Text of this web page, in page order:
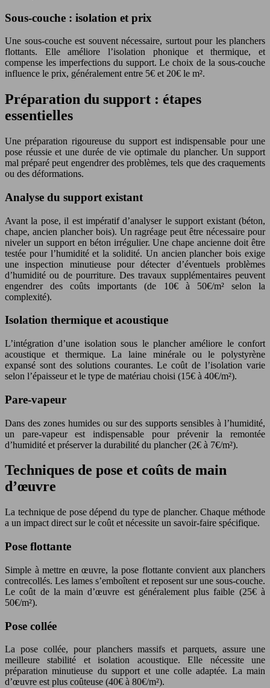
Sous-couche : isolation et prix
Une sous-couche est souvent nécessaire, surtout pour les planchers
flottants. Elle améliore l’isolation phonique et thermique, et
compense les imperfections du support. Le choix de la sous-couche
influence le prix, généralement entre 5€ et 20€ le m².
Préparation du support : étapes
essentielles
Une préparation rigoureuse du support est indispensable pour une
pose réussie et une durée de vie optimale du plancher. Un support
mal préparé peut engendrer des problèmes, tels que des craquements
ou des déformations.
Analyse du support existant
Avant la pose, il est impératif d’analyser le support existant (béton,
chape, ancien plancher bois). Un ragréage peut être nécessaire pour
niveler un support en béton irrégulier. Une chape ancienne doit être
testée pour l’humidité et la solidité. Un ancien plancher bois exige
une inspection minutieuse pour détecter d’éventuels problèmes
d’humidité ou de pourriture. Des travaux supplémentaires peuvent
engendrer des coûts importants (de 10€ à 50€/m² selon la
complexité).
Isolation thermique et acoustique
L’intégration d’une isolation sous le plancher améliore le confort
acoustique et thermique. La laine minérale ou le polystyrène
expansé sont des solutions courantes. Le coût de l’isolation varie
selon l’épaisseur et le type de matériau choisi (15€ à 40€/m²).
Pare-vapeur
Dans des zones humides ou sur des supports sensibles à l’humidité,
un pare-vapeur est indispensable pour prévenir la remontée
d’humidité et préserver la durabilité du plancher (2€ à 7€/m²).
Techniques de pose et coûts de main
d’œuvre
La technique de pose dépend du type de plancher. Chaque méthode
a un impact direct sur le coût et nécessite un savoir-faire spécifique.
Pose flottante
Simple à mettre en œuvre, la pose flottante convient aux planchers
contrecollés. Les lames s’emboîtent et reposent sur une sous-couche.
Le coût de la main d’œuvre est généralement plus faible (25€ à
50€/m²).
Pose collée
La pose collée, pour planchers massifs et parquets, assure une
meilleure stabilité et isolation acoustique. Elle nécessite une
préparation minutieuse du support et une colle adaptée. La main
d’œuvre est plus coûteuse (40€ à 80€/m²).